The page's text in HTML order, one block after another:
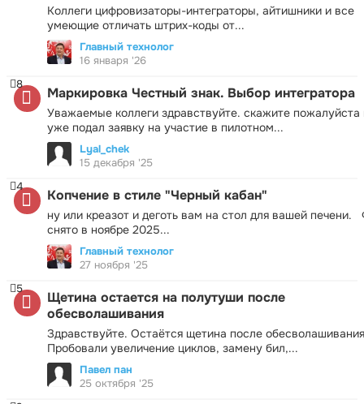
Коллеги цифровизаторы-интеграторы, айтишники и все
умеющие отличать штрих-коды от...
Главный технолог
16 января '26
Маркировка Честный знак. Выбор интегратора
Уважаемые коллеги здравствуйте. скажите пожалуйста
уже подал заявку на участие в пилотном...
8
Lyal_chek
15 декабря '25
Копчение в стиле "Черный кабан"
ну или креазот и деготь вам на стол для вашей печени.
снято в ноябре 2025...
4
Главный технолог
27 ноября '25
Щетина остается на полутуши после
обесволашивания
Здравствуйте. Остаётся щетина после
Пробовали увеличение циклов, замену бил,...
5
Павел пан
25 октября '25